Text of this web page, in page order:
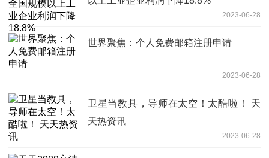
2023-06-28
世界聚焦：个人免费邮箱注册申请
2023-06-28
卫星当教具，导师在太空！太酷啦！ 天
天热资讯
2023-06-28